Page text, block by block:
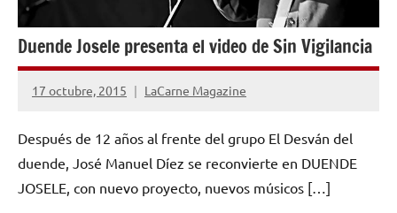
Duende Josele presenta el video de Sin Vigilancia
17 octubre, 2015 LaCarne Magazine
No
comentarios
Después de 12 años al frente del grupo El Desván del
duende, José Manuel Díez se reconvierte en DUENDE
JOSELE, con nuevo proyecto, nuevos músicos […]